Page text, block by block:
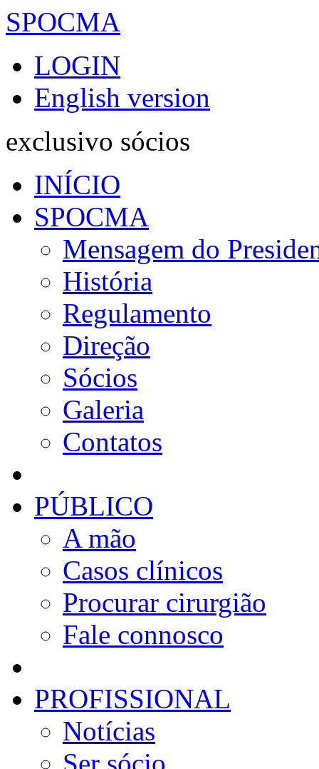
SPOCMA
LOGIN
English version
exclusivo sócios
INÍCIO
SPOCMA
Mensagem do
História
Regulamento
Direção
Sócios
Galeria
Contatos
PÚBLICO
A mão
Casos clínicos
Procurar cirurgião
Fale connosco
PROFISSIONAL
Notícias